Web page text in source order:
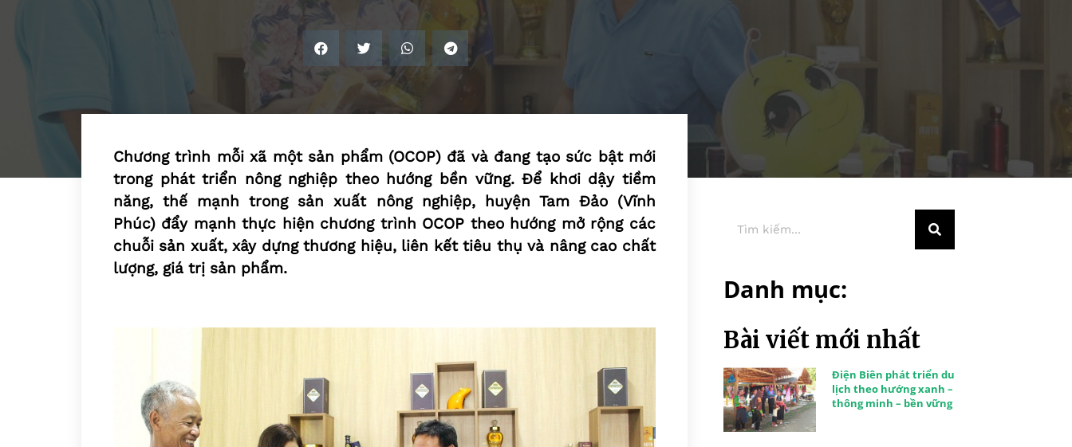
Chương trình mỗi xã một sản phẩm (OCOP) đã và đang tạo sức bật mới
trong phát triển nông nghiệp theo hướng bền vững. Để khơi dậy tiềm
năng, thế mạnh trong sản xuất nông nghiệp, huyện Tam Đảo (Vĩnh
Phúc) đẩy mạnh thực hiện chương trình OCOP theo hướng mở rộng các
chuỗi sản xuất, xây dựng thương hiệu, liên kết tiêu thụ và nâng cao chất
lượng, giá trị sản phẩm.
Danh mục:
Bài viết mới nhất
Điện Biên phát triển du
lịch theo hướng xanh –
thông minh – bền vững